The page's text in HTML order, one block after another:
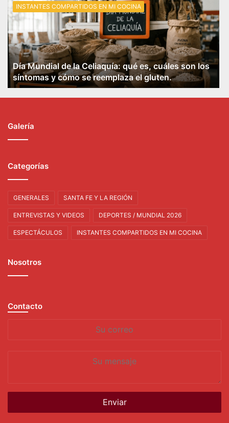
INSTANTES COMPARTIDOS EN MI COCINA
Día Mundial de la Celiaquía: qué es, cuáles son los
síntomas y cómo se reemplaza el gluten.
Galería
Categorías
GENERALES SANTA FE Y LA REGIÓN
ENTREVISTAS Y VIDEOS DEPORTES / MUNDIAL 2026
ESPECTÁCULOS INSTANTES COMPARTIDOS EN MI COCINA
Nosotros
Contacto